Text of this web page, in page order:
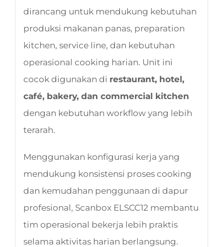
dirancang untuk mendukung kebutuhan
produksi makanan panas, preparation
kitchen, service line, dan kebutuhan
operasional cooking harian. Unit ini
cocok digunakan di restaurant, hotel,
café, bakery, dan commercial kitchen
dengan kebutuhan workflow yang lebih
terarah.
Menggunakan konfigurasi kerja yang
mendukung konsistensi proses cooking
dan kemudahan penggunaan di dapur
profesional, Scanbox ELSCC12 membantu
tim operasional bekerja lebih praktis
selama aktivitas harian berlangsung.